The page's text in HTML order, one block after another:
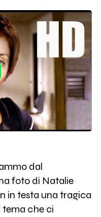
dal
foto di Natalie
in testa una tragica
tema che ci